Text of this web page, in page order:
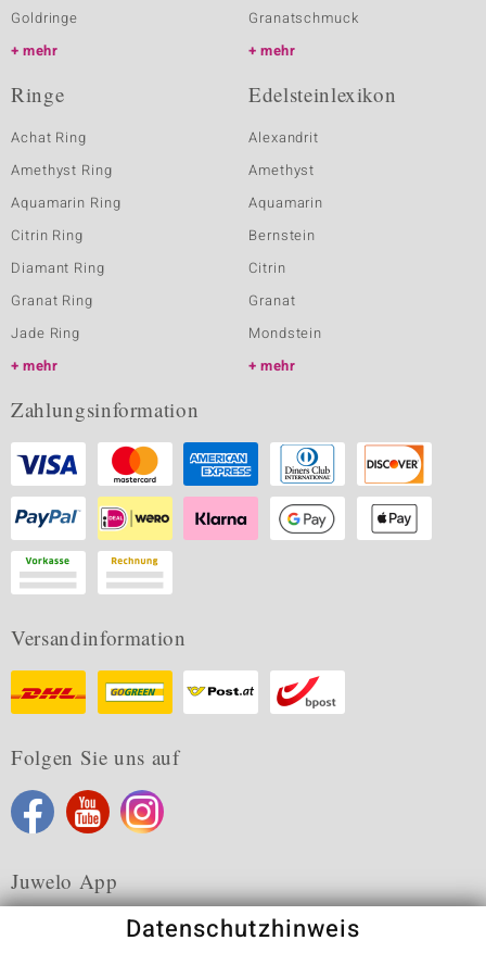
Goldringe
mehr
Granatschmuck
mehr
Ringe
Achat Ring
Amethyst Ring
Aquamarin Ring
Citrin Ring
Diamant Ring
Granat Ring
Jade Ring
mehr
Edelsteinlexikon
Alexandrit
Amethyst
Aquamarin
Bernstein
Citrin
Granat
Mondstein
mehr
Zahlungsinformation
Versandinformation
Folgen Sie uns auf
Juwelo App
Datenschutzhinweis